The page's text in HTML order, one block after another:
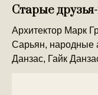
Старые
Архитектор Марк
Сарьян, народные
Данзас, Гайк